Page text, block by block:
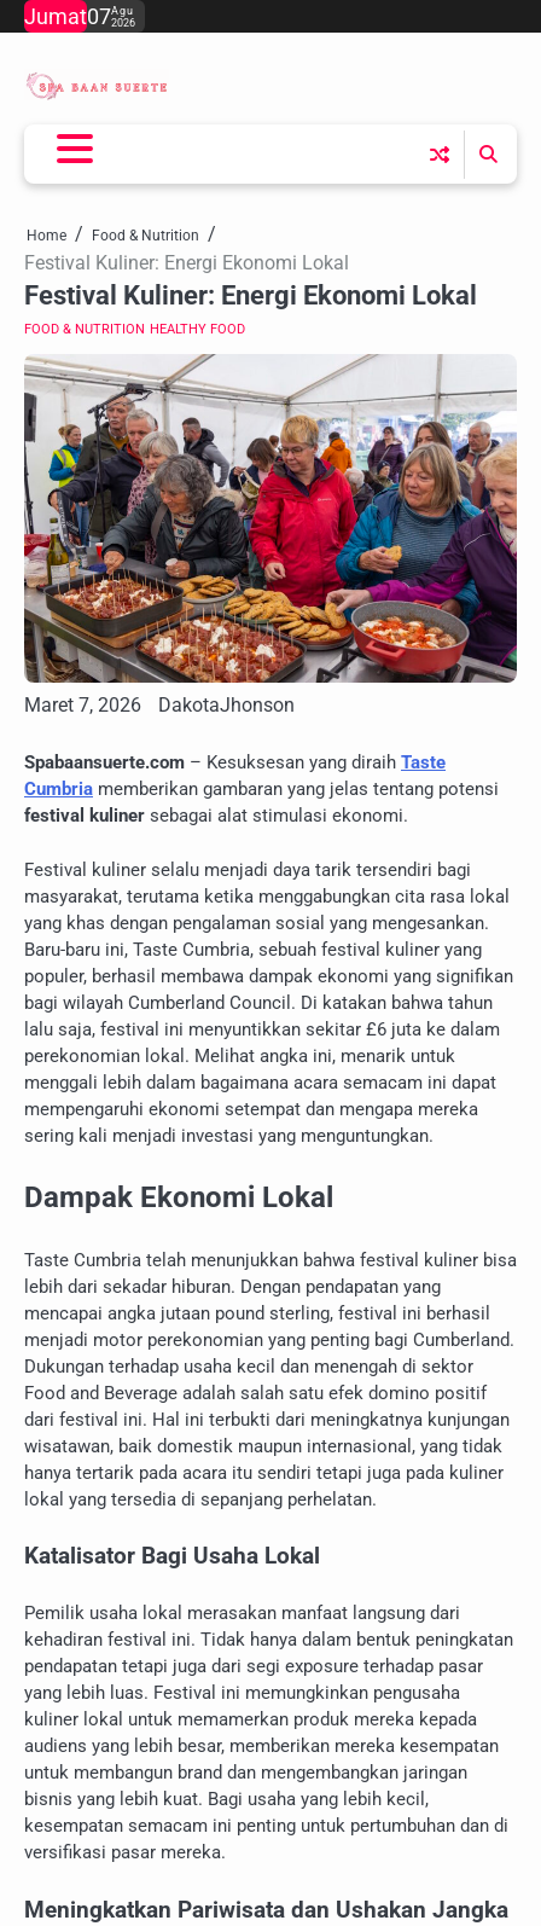
Skip
content
Jumat07Agu
2026
Home Food & Nutrition
Festival Kuliner: Energi Ekonomi Lokal
Festival Kuliner: Energi Ekonomi Lokal
FOOD & NUTRITION HEALTHY FOOD
Maret 7, 2026 DakotaJhonson
Spabaansuerte.com – Kesuksesan yang diraih Taste
Cumbria memberikan gambaran yang jelas tentang potensi
festival kuliner sebagai alat stimulasi ekonomi.
Festival kuliner selalu menjadi daya tarik tersendiri bagi
masyarakat, terutama ketika menggabungkan cita rasa lokal
yang khas dengan pengalaman sosial yang mengesankan.
Baru-baru ini, Taste Cumbria, sebuah festival kuliner yang
populer, berhasil membawa dampak ekonomi yang signifikan
bagi wilayah Cumberland Council. Di katakan bahwa tahun
lalu saja, festival ini menyuntikkan sekitar £6 juta ke dalam
perekonomian lokal. Melihat angka ini, menarik untuk
menggali lebih dalam bagaimana acara semacam ini dapat
mempengaruhi ekonomi setempat dan mengapa mereka
sering kali menjadi investasi yang menguntungkan.
Dampak Ekonomi Lokal
Taste Cumbria telah menunjukkan bahwa festival kuliner bisa
lebih dari sekadar hiburan. Dengan pendapatan yang
mencapai angka jutaan pound sterling, festival ini berhasil
menjadi motor perekonomian yang penting bagi Cumberland.
Dukungan terhadap usaha kecil dan menengah di sektor
Food and Beverage adalah salah satu efek domino positif
dari festival ini. Hal ini terbukti dari meningkatnya kunjungan
wisatawan, baik domestik maupun internasional, yang tidak
hanya tertarik pada acara itu sendiri tetapi juga pada kuliner
lokal yang tersedia di sepanjang perhelatan.
Katalisator Bagi Usaha Lokal
Pemilik usaha lokal merasakan manfaat langsung dari
kehadiran festival ini. Tidak hanya dalam bentuk peningkatan
pendapatan tetapi juga dari segi exposure terhadap pasar
yang lebih luas. Festival ini memungkinkan pengusaha
kuliner lokal untuk memamerkan produk mereka kepada
audiens yang lebih besar, memberikan mereka kesempatan
untuk membangun brand dan mengembangkan jaringan
bisnis yang lebih kuat. Bagi usaha yang lebih kecil,
kesempatan semacam ini penting untuk pertumbuhan dan di
versifikasi pasar mereka.
Meningkatkan Pariwisata dan Ushakan Jangka